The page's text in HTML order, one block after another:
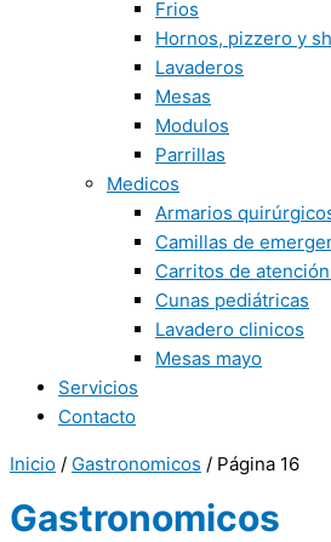
Frios
Hornos, pizzero y
Lavaderos
Mesas
Modulos
Parrillas
Medicos
Armarios
Camillas de
Carritos de
Cunas pediátricas
Lavadero clinicos
Mesas mayo
Servicios
Contacto
Inicio / Gastronomicos / Página 16
Gastronomicos